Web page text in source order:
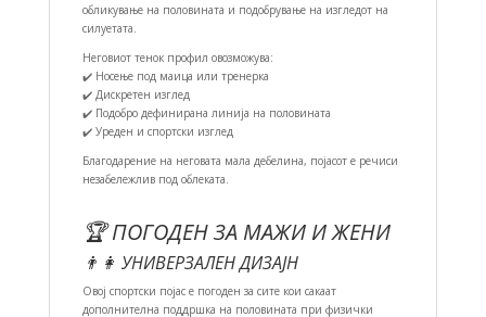
обликување на половината и подобрување на изгледот на
силуетата.
Неговиот тенок профил овозможува:
✔️ Носење под маица или тренерка
✔️ Дискретен изглед
✔️ Подобро дефинирана линија на половината
✔️ Уреден и спортски изглед
Благодарение на неговата мала дебелина, појасот е речиси
незабележлив под облеката.
🏆 ПОГОДЕН ЗА МАЖИ И ЖЕНИ
👨👩 УНИВЕРЗАЛЕН ДИЗАЈН
Овој спортски појас е погоден за сите кои сакаат
дополнителна поддршка на половината при физички